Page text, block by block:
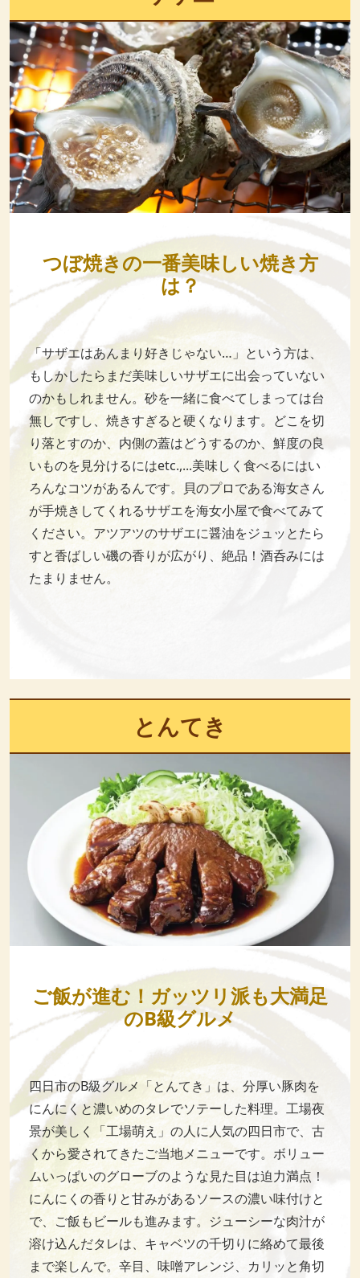
つぼ焼きの一番美味しい焼き方
は？
「サザエはあんまり好きじゃない…」という方は、
もしかしたらまだ美味しいサザエに出会っていない
のかもしれません。砂を一緒に食べてしまっては台
無しですし、焼きすぎると硬くなります。どこを切
り落とすのか、内側の蓋はどうするのか、鮮度の良
いものを見分けるにはetc.,...美味しく食べるにはい
ろんなコツがあるんです。貝のプロである海女さん
が手焼きしてくれるサザエを海女小屋で食べてみて
ください。アツアツのサザエに醤油をジュッとたら
すと香ばしい磯の香りが広がり、絶品！酒呑みには
たまりません。
とんてき
ご飯が進む！ガッツリ派も大満足
のB級グルメ
四日市のB級グルメ「とんてき」は、分厚い豚肉を
にんにくと濃いめのタレでソテーした料理。工場夜
景が美しく「工場萌え」の人に人気の四日市で、古
くから愛されてきたご当地メニューです。ボリュー
ムいっぱいのグローブのような見た目は迫力満点！
にんにくの香りと甘みがあるソースの濃い味付けと
で、ご飯もビールも進みます。ジューシーな肉汁が
溶け込んだタレは、キャベツの千切りに絡めて最後
まで楽しんで。辛目、味噌アレンジ、カリッと角切